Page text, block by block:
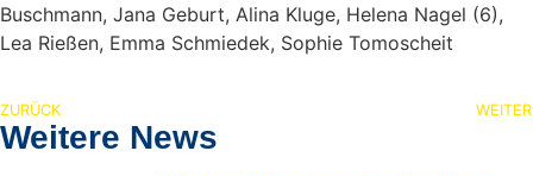
Buschmann, Jana Geburt, Alina Kluge, Helena Nagel (6),
Lea Rießen, Emma Schmiedek, Sophie Tomoscheit
ZURÜCK WEITER
Weitere News